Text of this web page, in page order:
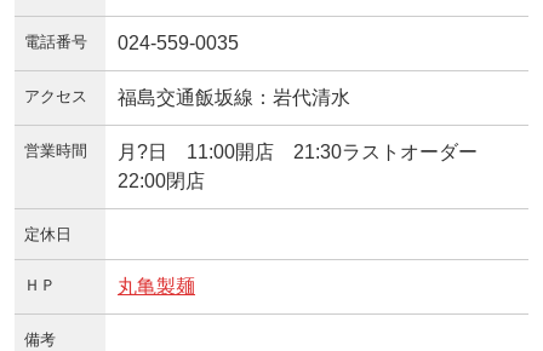
電話番号 024-559-0035
アクセス 福島交通飯坂線：岩代清水
営業時間
月?日 11:00開店 21:30ラストオーダー
22:00閉店
定休日
ＨＰ 丸亀製麺
備考